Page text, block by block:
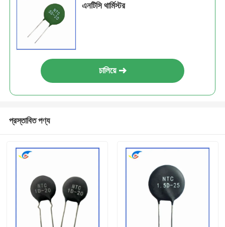
এনটিসি থার্মিস্টর
চালিয়ে
প্রস্তাবিত পণ্য